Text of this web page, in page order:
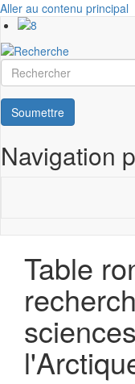
Aller au contenu principal
Rechercher
Soumettre
Navigation
Table